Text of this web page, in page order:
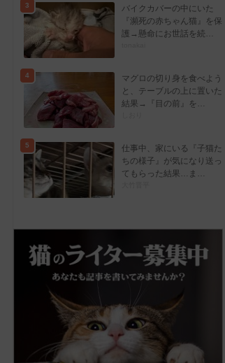
3
バイクカバーの中にいた
『瀕死の赤ちゃん猫』を保
護→懸命にお世話を続…
4
マグロの切り身を食べよう
と、テーブルの上に置いた
結果→『目の前』を…
5
仕事中、家にいる『子猫た
ちの様子』が気になり送っ
てもらった結果…ま…